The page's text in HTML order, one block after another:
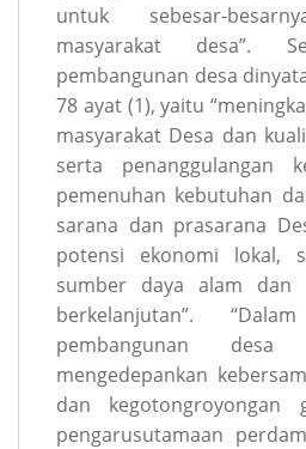
untuk sebesar-
masyarakat desa”.
pembangunan desa
78 ayat (1), yaitu
masyarakat Desa dan
serta penanggulangan
pemenuhan kebutuhan
sarana dan prasarana
potensi ekonomi lokal,
sumber daya alam dan
berkelanjutan”.
pembangunan
mengedepankan
dan kegotongroyongan
pengarusutamaan